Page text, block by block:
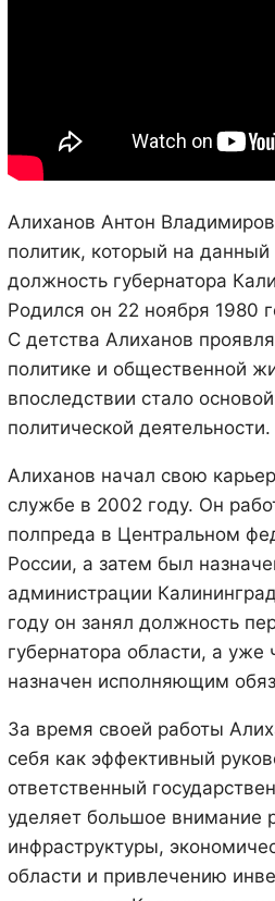
Алиханов Антон
политик, который на
должность губернатора
Родился он 22 ноября 1980
С детства Алиханов
политике и общественной
впоследствии стало
политической деятельности.
Алиханов начал свою
службе в 2002 году. Он
полпреда в Центральном
России, а затем был
администрации
году он занял должность
губернатора области, а уже
назначен исполняющим
За время своей работы
себя как эффективный
ответственный
уделяет большое внимание
инфраструктуры,
области и привлечению